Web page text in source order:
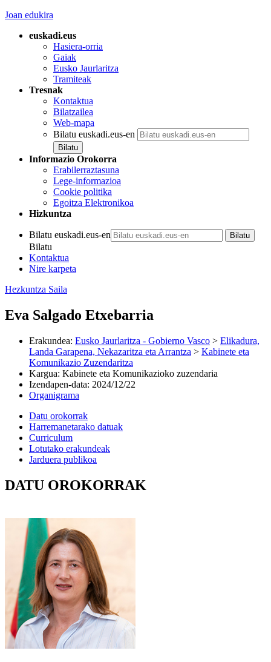
Joan edukira
euskadi.eus
Hasiera-orria
Gaiak
Eusko Jaurlaritza
Tramiteak
Tresnak
Kontaktua
Bilatzailea
Web-mapa
Bilatu euskadi.eus-en
Informazio Orokorra
Erabilerraztasuna
Lege-informazioa
Cookie politika
Egoitza Elektronikoa
Hizkuntza
Bilatu euskadi.eus-en
Bilatu
Kontaktua
Nire karpeta
Hezkuntza Saila
Eva Salgado Etxebarria
Erakundea: Eusko Jaurlaritza - Gobierno Vasco > Elikadura,
Landa Garapena, Nekazaritza eta Arrantza > Kabinete eta
Komunikazio Zuzendaritza
Kargua: Kabinete eta Komunikazioko zuzendaria
Izendapen-data: 2024/12/22
Organigrama
Datu orokorrak
Harremanetarako datuak
Curriculum
Lotutako erakundeak
Jarduera publikoa
DATU OROKORRAK